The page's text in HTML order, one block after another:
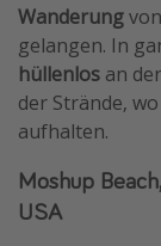
Wanderungvon
gelangen. In
hüllenlos an
der Strände,
aufhalten.
Moshup
USA